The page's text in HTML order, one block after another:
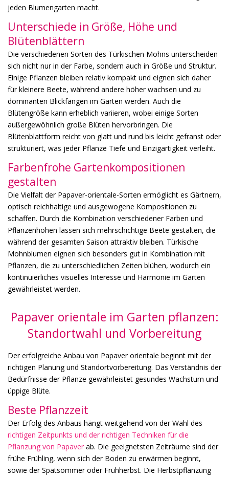
jeden Blumengarten macht.
Unterschiede in Größe, Höhe und
Blütenblättern
Die verschiedenen Sorten des Türkischen Mohns unterscheiden
sich nicht nur in der Farbe, sondern auch in Größe und Struktur.
Einige Pflanzen bleiben relativ kompakt und eignen sich daher
für kleinere Beete, während andere höher wachsen und zu
dominanten Blickfängen im Garten werden. Auch die
Blütengröße kann erheblich variieren, wobei einige Sorten
außergewöhnlich große Blüten hervorbringen. Die
Blütenblattform reicht von glatt und rund bis leicht gefranst oder
strukturiert, was jeder Pflanze Tiefe und Einzigartigkeit verleiht.
Farbenfrohe Gartenkompositionen
gestalten
Die Vielfalt der Papaver-orientale-Sorten ermöglicht es Gärtnern,
optisch reichhaltige und ausgewogene Kompositionen zu
schaffen. Durch die Kombination verschiedener Farben und
Pflanzenhöhen lassen sich mehrschichtige Beete gestalten, die
während der gesamten Saison attraktiv bleiben. Türkische
Mohnblumen eignen sich besonders gut in Kombination mit
Pflanzen, die zu unterschiedlichen Zeiten blühen, wodurch ein
kontinuierliches visuelles Interesse und Harmonie im Garten
gewährleistet werden.
Papaver orientale im Garten pflanzen:
Standortwahl und Vorbereitung
Der erfolgreiche Anbau von Papaver orientale beginnt mit der
richtigen Planung und Standortvorbereitung. Das Verständnis der
Bedürfnisse der Pflanze gewährleistet gesundes Wachstum und
üppige Blüte.
Beste Pflanzzeit
Der Erfolg des Anbaus hängt weitgehend von der Wahl des
richtigen Zeitpunkts und der richtigen Techniken für die
Pflanzung von Papaver ab. Die geeignetsten Zeiträume sind der
frühe Frühling, wenn sich der Boden zu erwärmen beginnt,
sowie der Spätsommer oder Frühherbst. Die Herbstpflanzung